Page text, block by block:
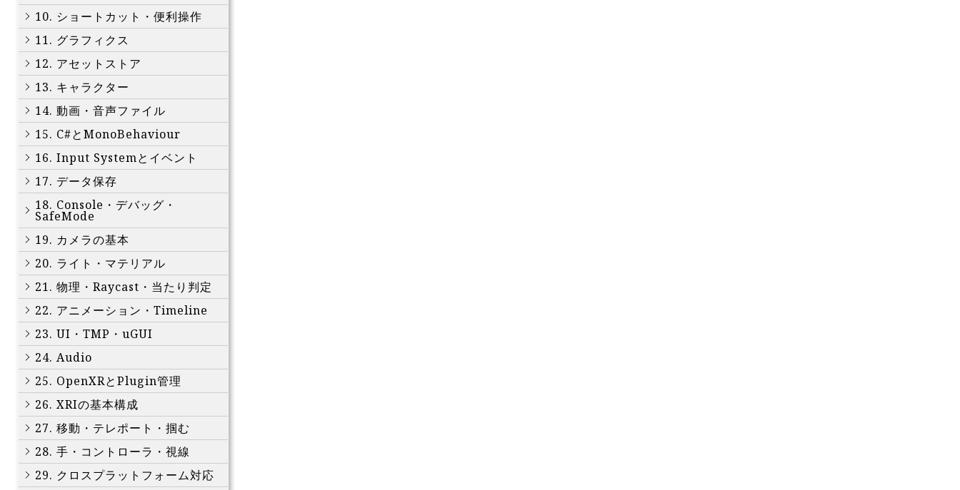
10. ショートカット・便利操作
11. グラフィクス
12. アセットストア
13. キャラクター
14. 動画・音声ファイル
15. C#とMonoBehaviour
16. Input Systemとイベント
17. データ保存
18. Console・デバッグ・
SafeMode
19. カメラの基本
20. ライト・マテリアル
21. 物理・Raycast・当たり判定
22. アニメーション・Timeline
23. UI・TMP・uGUI
24. Audio
25. OpenXRとPlugin管理
26. XRIの基本構成
27. 移動・テレポート・掴む
28. 手・コントローラ・視線
29. クロスプラットフォーム対応